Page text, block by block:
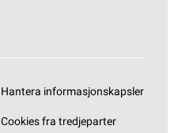
Hantera informasjonskapsler
Cookies fra tredjeparter